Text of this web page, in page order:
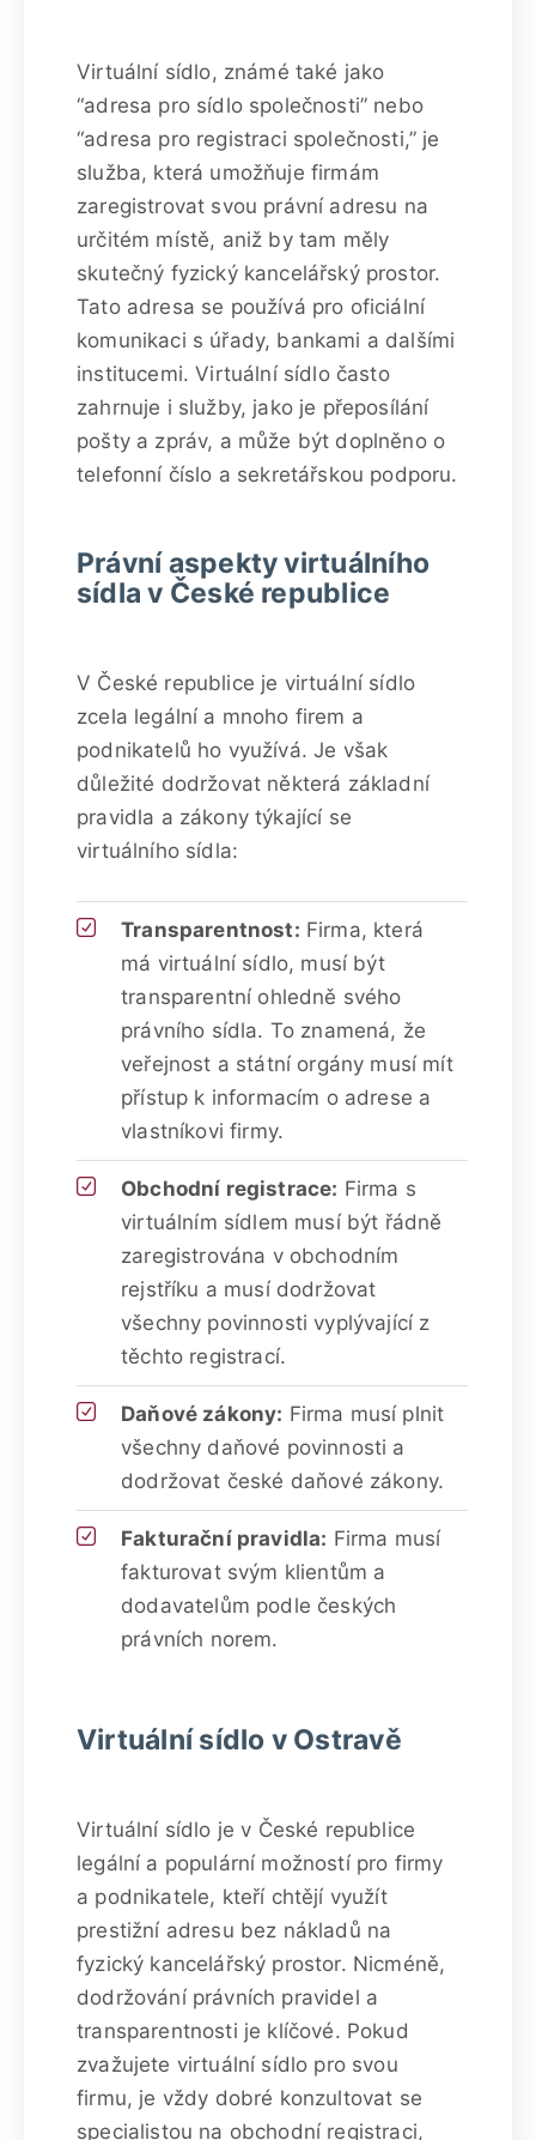
Virtuální sídlo, známé také jako
“adresa pro sídlo společnosti” nebo
“adresa pro registraci společnosti,” je
služba, která umožňuje firmám
zaregistrovat svou právní adresu na
určitém místě, aniž by tam měly
skutečný fyzický kancelářský prostor.
Tato adresa se používá pro oficiální
komunikaci s úřady, bankami a dalšími
institucemi. Virtuální sídlo často
zahrnuje i služby, jako je přeposílání
pošty a zpráv, a může být doplněno o
telefonní číslo a sekretářskou podporu.
Právní aspekty virtuálního
sídla v České republice
V České republice je virtuální sídlo
zcela legální a mnoho firem a
podnikatelů ho využívá. Je však
důležité dodržovat některá základní
pravidla a zákony týkající se
virtuálního sídla:
Transparentnost: Firma, která
má virtuální sídlo, musí být
transparentní ohledně svého
právního sídla. To znamená, že
veřejnost a státní orgány musí mít
přístup k informacím o adrese a
vlastníkovi firmy.
Obchodní registrace: Firma s
virtuálním sídlem musí být řádně
zaregistrována v obchodním
rejstříku a musí dodržovat
všechny povinnosti vyplývající z
těchto registrací.
Daňové zákony: Firma musí plnit
všechny daňové povinnosti a
dodržovat české daňové zákony.
Fakturační pravidla: Firma musí
fakturovat svým klientům a
dodavatelům podle českých
právních norem.
Virtuální sídlo v Ostravě
Virtuální sídlo je v České republice
legální a populární možností pro firmy
a podnikatele, kteří chtějí využít
prestižní adresu bez nákladů na
fyzický kancelářský prostor. Nicméně,
dodržování právních pravidel a
transparentnosti je klíčové. Pokud
zvažujete virtuální sídlo pro svou
firmu, je vždy dobré konzultovat se
specialistou na obchodní registraci,